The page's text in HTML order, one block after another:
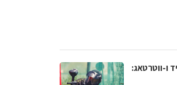
ו-ווטרטאג: